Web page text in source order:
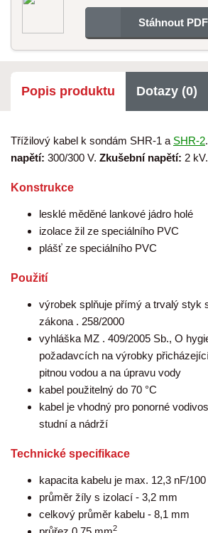
Stáhnout PDF
Popis produktu Dotazy (0)
Třížilový kabel k sondám SHR-1 a SHR-2.
napětí: 300/300 V. Zkušební napětí: 2 kV.
Konstrukce
lesklé měděné lankové jádro holé
izolace žil ze speciálního PVC
plášť ze speciálního PVC
Použití
výrobek splňuje přímý a trvalý styk
zákona . 258/2000
vyhláška MZ . 409/2005 Sb., O
požadavcích na výrobky
pitnou vodou a na úpravu vody
kabel použitelný do 70 °C
kabel je vhodný pro ponorné
studní a nádrží
Technické specifikace
kapacita kabelu je max. 12,3 nF/100
průměr žíly s izolací - 3,2 mm
celkový průměr kabelu - 8,1 mm
2